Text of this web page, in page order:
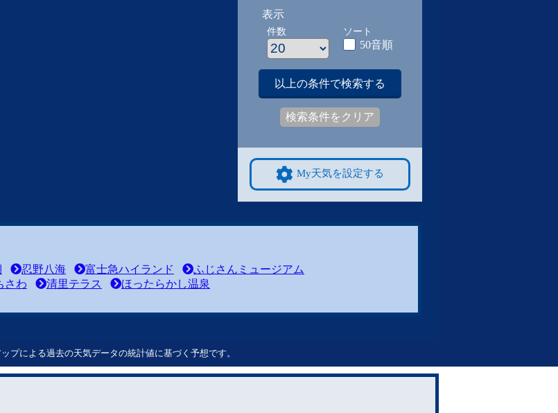
表示
件数 ソート
50音順
以上の条件で検索する
検索条件をクリア
My天気を設定する
忍野八海 富士急ハイランド
ふじさんミュージアム
さわ 清里テラス ほったらかし温泉
による過去の天気データの統計値に基づく予想です。